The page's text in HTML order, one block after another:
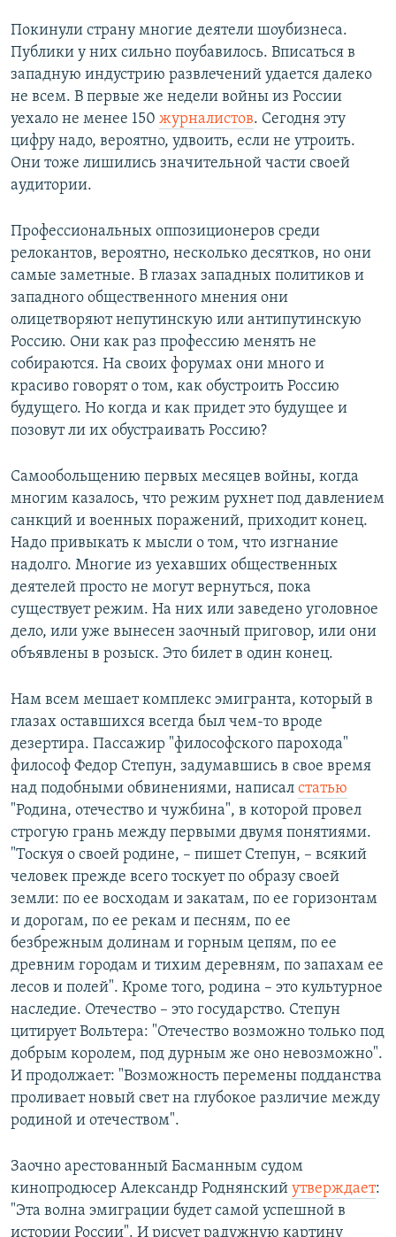
Покинули страну многие деятели шоубизнеса.
Публики у них сильно поубавилось. Вписаться в
западную индустрию развлечений удается далеко
не всем. В первые же недели войны из России
уехало не менее 150 журналистов. Сегодня эту
цифру надо, вероятно, удвоить, если не утроить.
Они тоже лишились значительной части своей
аудитории.
Профессиональных оппозиционеров среди
релокантов, вероятно, несколько десятков, но они
самые заметные. В глазах западных политиков и
западного общественного мнения они
олицетворяют непутинскую или антипутинскую
Россию. Они как раз профессию менять не
собираются. На своих форумах они много и
красиво говорят о том, как обустроить Россию
будущего. Но когда и как придет это будущее и
позовут ли их обустраивать Россию?
Самообольщению первых месяцев войны, когда
многим казалось, что режим рухнет под давлением
санкций и военных поражений, приходит конец.
Надо привыкать к мысли о том, что изгнание
надолго. Многие из уехавших общественных
деятелей просто не могут вернуться, пока
существует режим. На них или заведено уголовное
дело, или уже вынесен заочный приговор, или они
объявлены в розыск. Это билет в один конец.
Нам всем мешает комплекс эмигранта, который в
глазах оставшихся всегда был чем-то вроде
дезертира. Пассажир "философского парохода"
философ Федор Степун, задумавшись в свое время
над подобными обвинениями, написал статью
"Родина, отечество и чужбина", в которой провел
строгую грань между первыми двумя понятиями.
"Тоскуя о своей родине, – пишет Степун, – всякий
человек прежде всего тоскует по образу своей
земли: по ее восходам и закатам, по ее горизонтам
и дорогам, по ее рекам и песням, по ее
безбрежным долинам и горным цепям, по ее
древним городам и тихим деревням, по запахам ее
лесов и полей". Кроме того, родина – это культурное
наследие. Отечество – это государство. Степун
цитирует Вольтера: "Отечество возможно только под
добрым королем, под дурным же оно невозможно".
И продолжает: "Возможность перемены подданства
проливает новый свет на глубокое различие между
родиной и отечеством".
Заочно арестованный Басманным судом
кинопродюсер Александр Роднянский утверждает:
"Эта волна эмиграции будет самой успешной в
истории России". И рисует радужную картину